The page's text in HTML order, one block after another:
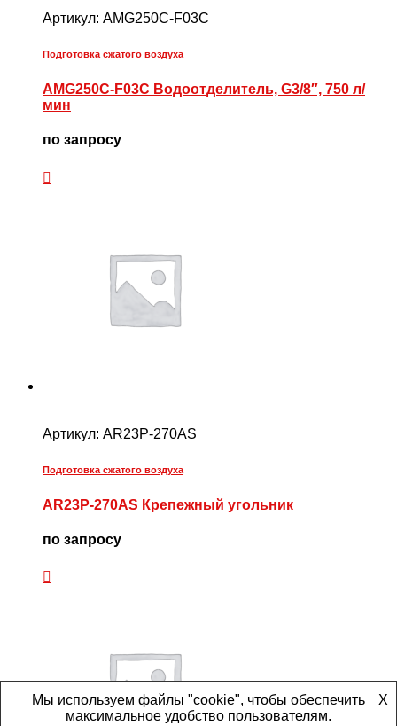
Артикул: AMG250C-F03C
Подготовка сжатого воздуха
AMG250C-F03C Водоотделитель, G3/8″, 750 л/
мин
по запросу
Артикул: AR23P-270AS
Подготовка сжатого воздуха
AR23P-270AS Крепежный угольник
по запросу
Мы используем файлы "cookie", чтобы обеспечить
максимальное удобство пользователям.
X